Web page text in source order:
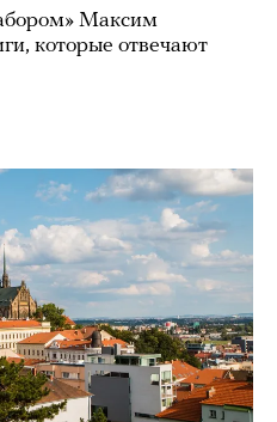
Максим
которые отвечают